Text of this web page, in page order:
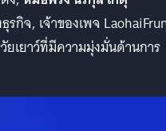
รกิจ, เจ้าของเพจ
ยเยาว์ที่มีความมุ่งมั่นด้านการ